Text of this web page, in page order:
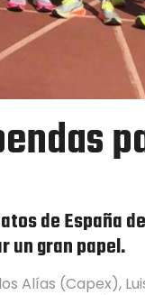
de España
un gran papel.
(Capex),